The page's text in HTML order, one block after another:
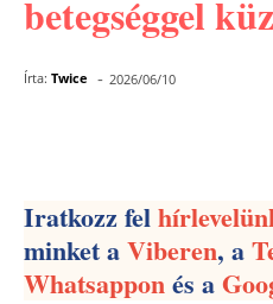
betegséggel
Írta: Twice - 2026/06/10
Iratkozz fel
minket aViberen, a
Whatsapponés a